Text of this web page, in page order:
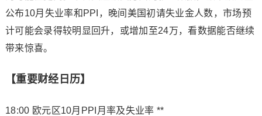
公布10月失业率和PPI，晚间美国初请失业金人数，市场预
计可能会录得较明显回升，或增加至24万，看数据能否继续
带来惊喜。
【重要财经日历】
18:00 欧元区10月PPI月率及失业率 **